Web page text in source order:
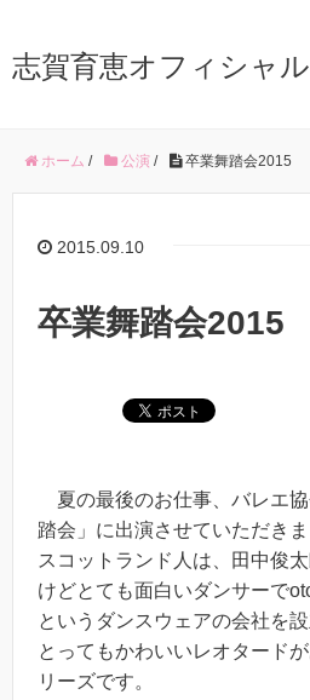
志賀育恵オフィシャ
ホーム / 公演 / 卒業舞踏会2015
2015.09.10
卒業舞踏会2015
夏の最後のお仕事、バレエ
踏会」に出演させていただきま
スコットランド人は、田中俊
けどとても面白いダンサーで
というダンスウェアの会社を
とってもかわいいレオタード
リーズです。